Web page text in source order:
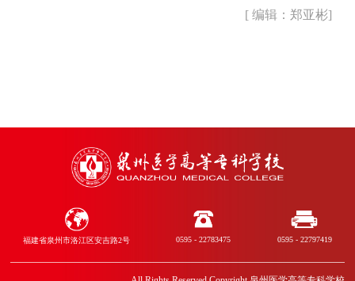
[ 编辑：郑亚彬]
福建省泉州市洛江区安吉路2号 0595 - 22783475 0595 - 22797419